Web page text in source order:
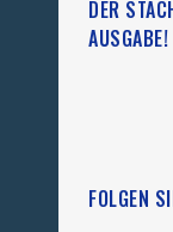
DER
AUSGABE!
FOLGEN